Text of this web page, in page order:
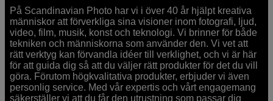
På Scandinavian Photo har vi i över 40 år hjälpt kreativa
människor att förverkliga sina visioner inom fotografi, ljud,
video, film, musik, konst och teknologi. Vi brinner för både
tekniken och människorna som använder den. Vi vet att
rätt verktyg kan förvandla idéer till verklighet, och vi är här
för att guida dig så att du väljer rätt produkter för det du vill
göra. Förutom högkvalitativa produkter, erbjuder vi även
personlig service. Med vår expertis och vårt engagemang
säkerställer vi att du får den utrustning som passar dig